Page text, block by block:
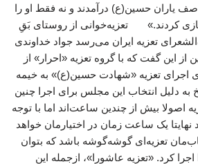
یاران حسین(ع) درآمدند و نه فقط او را
کردند.» تعزیه‌خوانی از روستای بَقِ
تعزیه ایران می‌رسد جواد خداوندی
از این گفت که با گروه تعزیه «احرار» از
اجرای تعزیه «شهادت حسین(ع)» به خیمه
به دلیل انتخاب این مجلس برای اجرا چنین
اصولا بیش از چندین ساعت‌اند اما با توجه
نهایتا یک ساعت زمان در اختیارمان خواهد
تعزیه‌ای گوشه‌گوشه باشد که بتوان
کرد. «تعزیه عاشورا»، ازجمله این